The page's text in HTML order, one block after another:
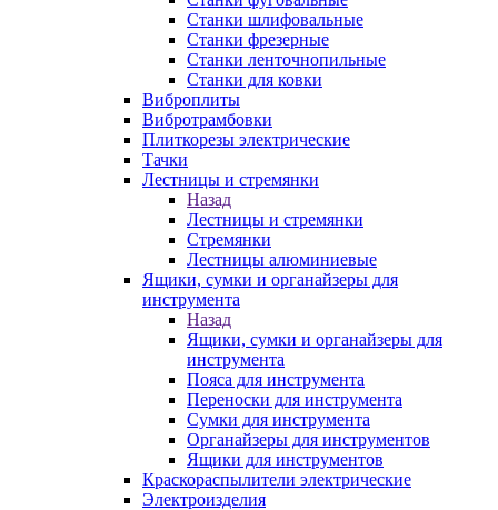
Станки шлифовальные
Станки фрезерные
Станки ленточнопильные
Станки для ковки
Виброплиты
Вибротрамбовки
Плиткорезы электрические
Тачки
Лестницы и стремянки
Назад
Лестницы и стремянки
Стремянки
Лестницы алюминиевые
Ящики, сумки и органайзеры для
инструмента
Назад
Ящики, сумки и органайзеры для
инструмента
Пояса для инструмента
Переноски для инструмента
Сумки для инструмента
Органайзеры для инструментов
Ящики для инструментов
Краскораспылители электрические
Электроизделия